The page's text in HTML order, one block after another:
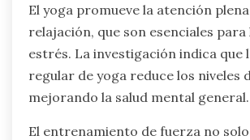
El yoga promueve la atención plena
relajación, que son esenciales
estrés. La investigación indica que
regular de yoga reduce los niveles
mejorando la salud mental general.
El entrenamiento de fuerza no